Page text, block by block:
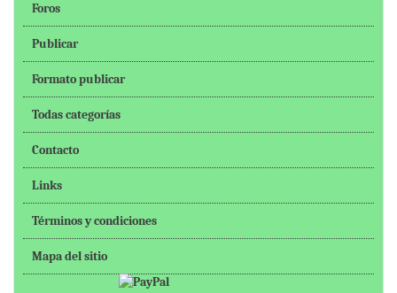
Foros
Publicar
Formato publicar
Todas categorías
Contacto
Links
Términos y condiciones
Mapa del sitio